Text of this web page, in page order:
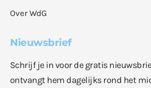
Over WdG
Nieuwsbrief
Schrijf je in voor de gratis
ontvangt hem dagelijks rond het